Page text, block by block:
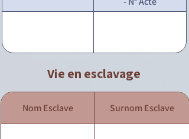
Vie en esclavage
Nom Esclave Surnom Esclave